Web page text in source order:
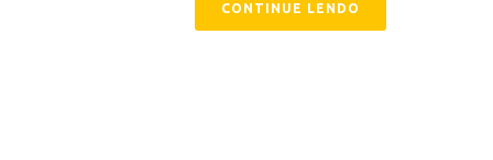
CONTINUE LENDO